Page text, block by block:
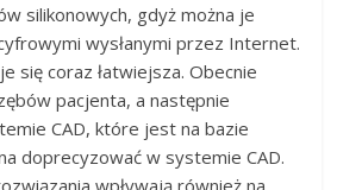
silikonowych, gdyż można je
wysłanymi przez Internet.
się coraz łatwiejsza. Obecnie
pacjenta, a następnie
CAD, które jest na bazie
doprecyzować w systemie CAD.
wpływają również na